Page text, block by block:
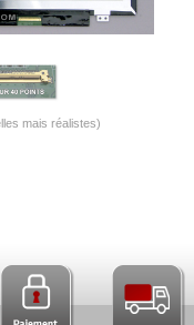
mais réalistes)